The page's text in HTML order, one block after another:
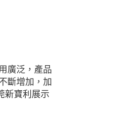
廣泛，產品
斷增加，加
新寶利展示